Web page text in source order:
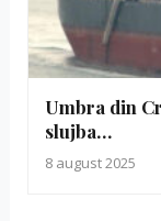
Umbra din
slujba…
8 august 2025